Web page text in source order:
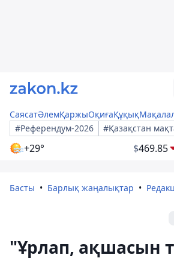
СаясатӘлемҚаржыОқиғаҚұқық
#Референдум-2026
#Қазақстан
+29° $469.85
Басты Барлық жаңалықтар
"Ұрлап, ақшасын